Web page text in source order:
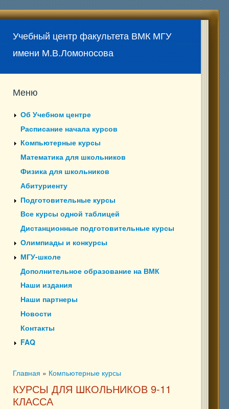
Учебный центр факультета ВМК МГУ
имени М.В.Ломоносова
Меню
Об Учебном центре
Расписание начала курсов
Компьютерные курсы
Математика для школьников
Физика для школьников
Абитуриенту
Подготовительные курсы
Все курсы одной таблицей
Дистанционные подготовительные курсы
Олимпиады и конкурсы
МГУ-школе
Дополнительное образование на ВМК
Наши издания
Наши партнеры
Новости
Контакты
FAQ
Вы здесь
Главная » Компьютерные курсы
КУРСЫ ДЛЯ ШКОЛЬНИКОВ 9-11
КЛАССА